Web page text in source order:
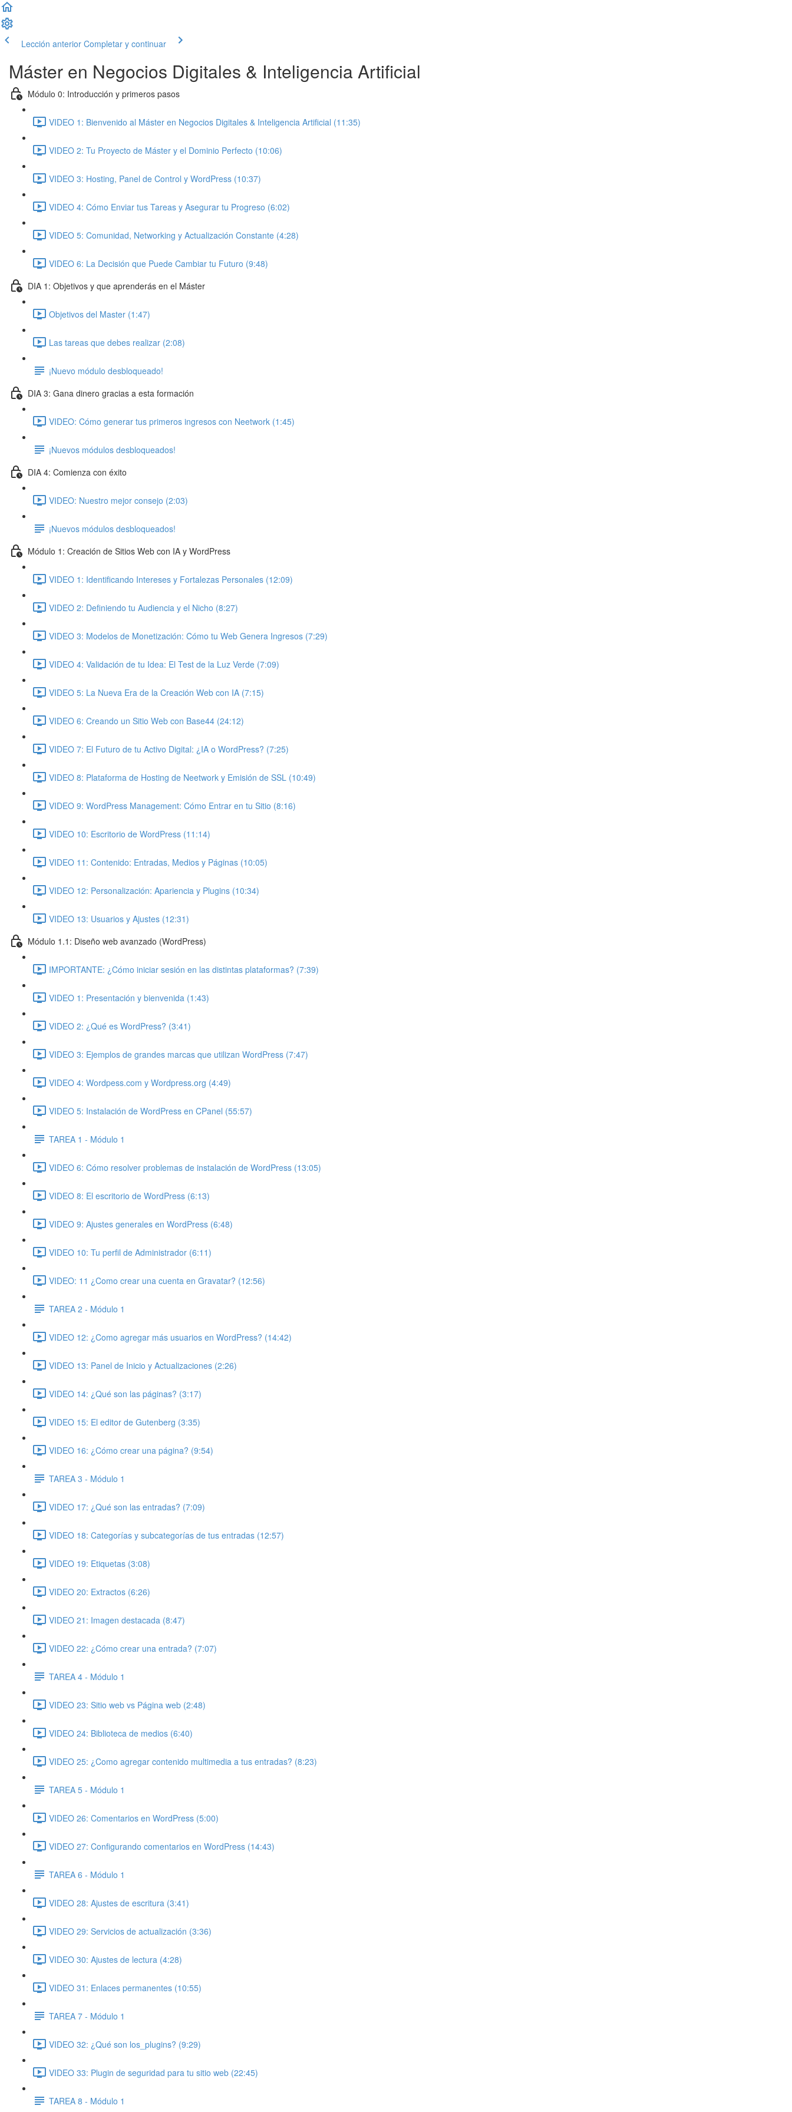
Lección anterior Completar y continuar
Máster en Negocios Digitales & Inteligencia Artificial
Módulo 0: Introducción y primeros pasos
VIDEO 1: Bienvenido al Máster en Negocios Digitales & Inteligencia Artificial (11:35)
VIDEO 2: Tu Proyecto de Máster y el Dominio Perfecto (10:06)
VIDEO 3: Hosting, Panel de Control y WordPress (10:37)
VIDEO 4: Cómo Enviar tus Tareas y Asegurar tu Progreso (6:02)
VIDEO 5: Comunidad, Networking y Actualización Constante (4:28)
VIDEO 6: La Decisión que Puede Cambiar tu Futuro (9:48)
DIA 1: Objetivos y que aprenderás en el Máster
Objetivos del Master (1:47)
Las tareas que debes realizar (2:08)
¡Nuevo módulo desbloqueado!
DIA 3: Gana dinero gracias a esta formación
VIDEO: Cómo generar tus primeros ingresos con Neetwork (1:45)
¡Nuevos módulos desbloqueados!
DIA 4: Comienza con éxito
VIDEO: Nuestro mejor consejo (2:03)
¡Nuevos módulos desbloqueados!
Módulo 1: Creación de Sitios Web con IA y WordPress
VIDEO 1: Identificando Intereses y Fortalezas Personales (12:09)
VIDEO 2: Definiendo tu Audiencia y el Nicho (8:27)
VIDEO 3: Modelos de Monetización: Cómo tu Web Genera Ingresos (7:29)
VIDEO 4: Validación de tu Idea: El Test de la Luz Verde (7:09)
VIDEO 5: La Nueva Era de la Creación Web con IA (7:15)
VIDEO 6: Creando un Sitio Web con Base44 (24:12)
VIDEO 7: El Futuro de tu Activo Digital: ¿IA o WordPress? (7:25)
VIDEO 8: Plataforma de Hosting de Neetwork y Emisión de SSL (10:49)
VIDEO 9: WordPress Management: Cómo Entrar en tu Sitio (8:16)
VIDEO 10: Escritorio de WordPress (11:14)
VIDEO 11: Contenido: Entradas, Medios y Páginas (10:05)
VIDEO 12: Personalización: Apariencia y Plugins (10:34)
VIDEO 13: Usuarios y Ajustes (12:31)
Módulo 1.1: Diseño web avanzado (WordPress)
IMPORTANTE: ¿Cómo iniciar sesión en las distintas plataformas? (7:39)
VIDEO 1: Presentación y bienvenida (1:43)
VIDEO 2: ¿Qué es WordPress? (3:41)
VIDEO 3: Ejemplos de grandes marcas que utilizan WordPress (7:47)
VIDEO 4: Wordpess.com y Wordpress.org (4:49)
VIDEO 5: Instalación de WordPress en CPanel (55:57)
TAREA 1 - Módulo 1
VIDEO 6: Cómo resolver problemas de instalación de WordPress (13:05)
VIDEO 8: El escritorio de WordPress (6:13)
VIDEO 9: Ajustes generales en WordPress (6:48)
VIDEO 10: Tu perfil de Administrador (6:11)
VIDEO: 11 ¿Como crear una cuenta en Gravatar? (12:56)
TAREA 2 - Módulo 1
VIDEO 12: ¿Como agregar más usuarios en WordPress? (14:42)
VIDEO 13: Panel de Inicio y Actualizaciones (2:26)
VIDEO 14: ¿Qué son las páginas? (3:17)
VIDEO 15: El editor de Gutenberg (3:35)
VIDEO 16: ¿Cómo crear una página? (9:54)
TAREA 3 - Módulo 1
VIDEO 17: ¿Qué son las entradas? (7:09)
VIDEO 18: Categorías y subcategorías de tus entradas (12:57)
VIDEO 19: Etiquetas (3:08)
VIDEO 20: Extractos (6:26)
VIDEO 21: Imagen destacada (8:47)
VIDEO 22: ¿Cómo crear una entrada? (7:07)
TAREA 4 - Módulo 1
VIDEO 23: Sitio web vs Página web (2:48)
VIDEO 24: Biblioteca de medios (6:40)
VIDEO 25: ¿Como agregar contenido multimedia a tus entradas? (8:23)
TAREA 5 - Módulo 1
VIDEO 26: Comentarios en WordPress (5:00)
VIDEO 27: Configurando comentarios en WordPress (14:43)
TAREA 6 - Módulo 1
VIDEO 28: Ajustes de escritura (3:41)
VIDEO 29: Servicios de actualización (3:36)
VIDEO 30: Ajustes de lectura (4:28)
VIDEO 31: Enlaces permanentes (10:55)
TAREA 7 - Módulo 1
VIDEO 32: ¿Qué son los_plugins? (9:29)
VIDEO 33: Plugin de seguridad para tu sitio web (22:45)
TAREA 8 - Módulo 1